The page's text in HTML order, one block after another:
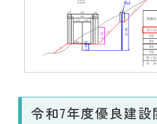
令和7年度優良建設